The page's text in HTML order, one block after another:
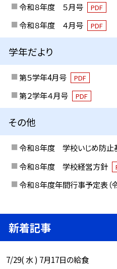
令和８年度 ５月号
PDF
令和８年度 ４月号 PDF
学年だより
第５学年4月号 PDF
第２学年４月号 PDF
その他
令和８年度 学校いじめ防止
令和８年度 学校経営方針
令和８年度年間行事予定表（
新着記事
7/29( 水 ) 7月17日の給食